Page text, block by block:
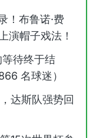
！布鲁诺·费
演帽子戏法！
待终于结
名球迷）
达斯队强势回